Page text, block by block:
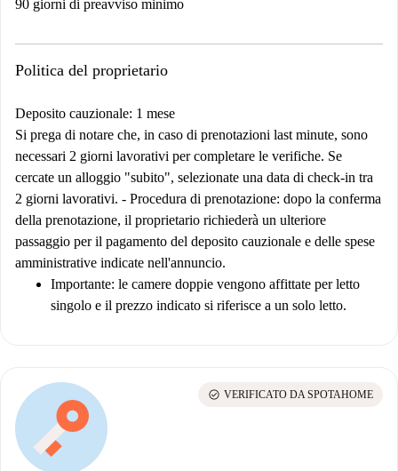
90 giorni di preavviso minimo
Politica del proprietario
Deposito cauzionale: 1 mese
Si prega di notare che, in caso di prenotazioni last minute, sono
necessari 2 giorni lavorativi per completare le verifiche. Se
cercate un alloggio "subito", selezionate una data di check-in tra
2 giorni lavorativi. - Procedura di prenotazione: dopo la conferma
della prenotazione, il proprietario richiederà un ulteriore
passaggio per il pagamento del deposito cauzionale e delle spese
amministrative indicate nell'annuncio.
Importante: le camere doppie vengono affittate per letto
singolo e il prezzo indicato si riferisce a un solo letto.
check_circle VERIFICATO DA SPOTAHOME